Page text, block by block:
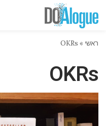
ראשי »
OKRs
OKRs